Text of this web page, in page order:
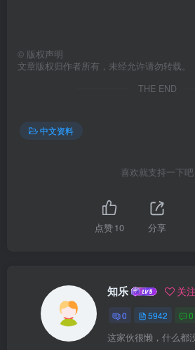
© 版权声明
文章版权归作者所有，未经允许请勿转载。
THE END
中文资料
喜欢就支持一下吧
点赞10 分享
知乐 关注
0 5942 0
这家伙很懒，什么都